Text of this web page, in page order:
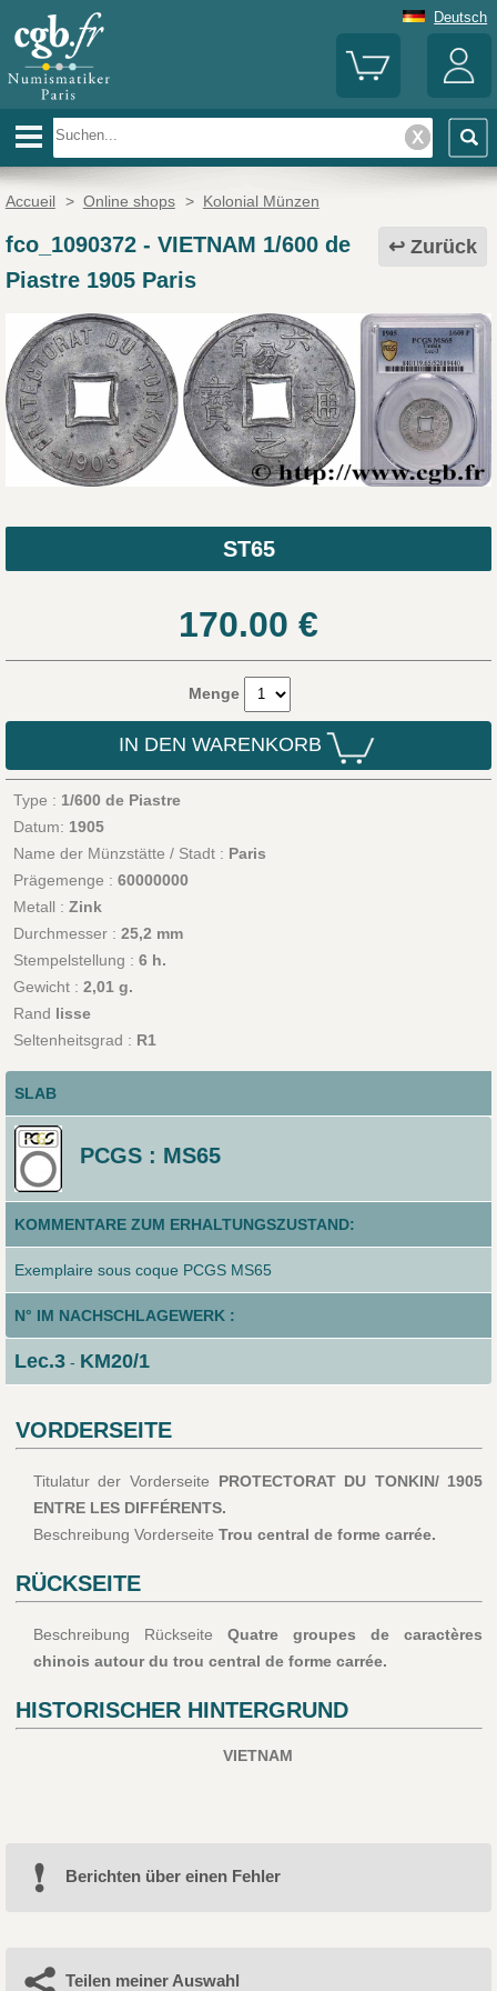
Deutsch
Accueil > Online shops > Kolonial Münzen
Zurück
fco_1090372- VIETNAM 1/600 de
Piastre 1905 Paris
ST65
170.00 €
Menge
IN DEN WARENKORB
Type : 1/600 de Piastre
Datum: 1905
Name der Münzstätte / Stadt : Paris
Prägemenge : 60000000
Metall : Zink
Durchmesser : 25,2 mm
Stempelstellung : 6 h.
Gewicht : 2,01 g.
Rand lisse
Seltenheitsgrad : R1
SLAB
PCGS : MS65
KOMMENTARE ZUM ERHALTUNGSZUSTAND:
Exemplaire sous coque PCGS MS65
N° IM NACHSCHLAGEWERK :
Lec.3- KM20/1
VORDERSEITE
Titulatur der Vorderseite PROTECTORAT DU TONKIN/ 1905
ENTRE LES DIFFÉRENTS.
Beschreibung Vorderseite Trou central de forme carrée.
RÜCKSEITE
Beschreibung Rückseite Quatre groupes de caractères
chinois autour du trou central de forme carrée.
HISTORISCHER HINTERGRUND
VIETNAM
Berichten über einen Fehler
Teilen meiner Auswahl